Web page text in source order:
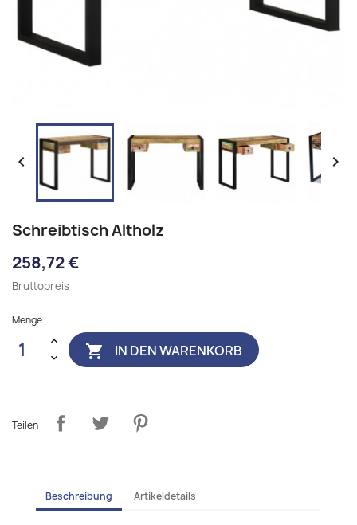
 
Schreibtisch Altholz
258,72 €
Bruttopreis
Menge
 IN DEN WARENKORB
Teilen
Beschreibung Artikeldetails